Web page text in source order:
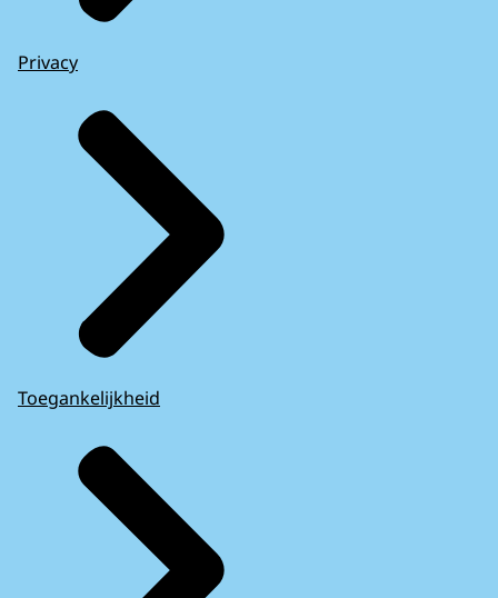
Privacy
Toegankelijkheid